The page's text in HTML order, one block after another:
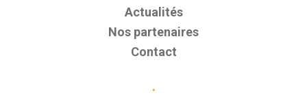
Actualités
Nos partenaires
Contact
.